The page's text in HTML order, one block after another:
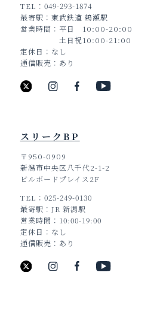
TEL
049-293-1874
最寄駅
東武鉄道 鶴瀬駅
営業時間
平日 10:00-20:00
土日祝10:00-21:00
定休日
なし
通信販売
あり
スリークBP
〒950-0909
新潟市中央区八千代2-1-2
ビルボードプレイス2F
TEL
025-249-0130
最寄駅
JR 新潟駅
営業時間
10:00-19:00
定休日
なし
通信販売
あり